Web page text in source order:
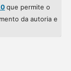
que permite o
da autoria e